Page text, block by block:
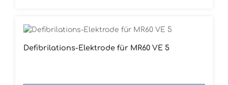
Defibrilations-Elektrode für MR60 VE 5